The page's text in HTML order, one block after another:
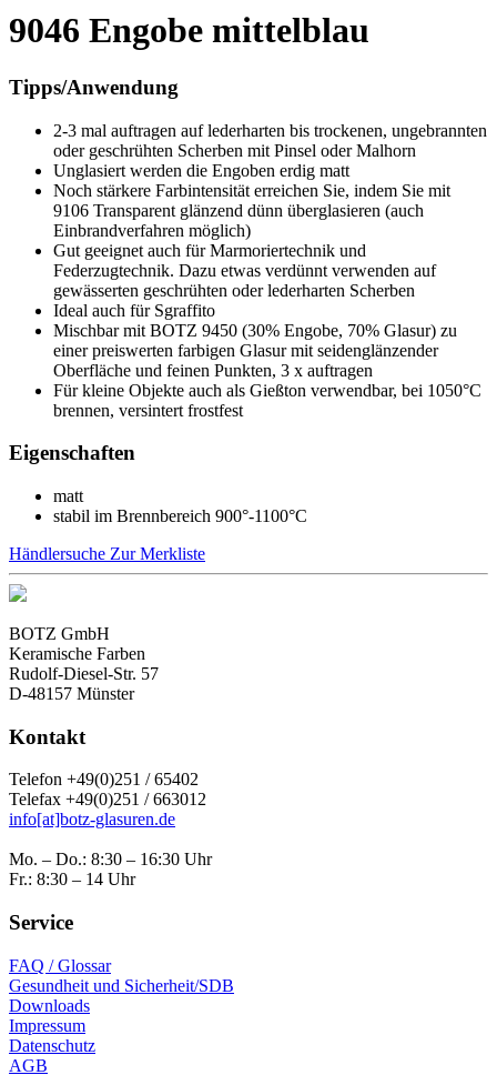
9046 Engobe mittelblau
Tipps/Anwendung
2-3 mal auftragen auf lederharten bis trockenen, ungebrannten
oder geschrühten Scherben mit Pinsel oder Malhorn
Unglasiert werden die Engoben erdig matt
Noch stärkere Farbintensität erreichen Sie, indem Sie mit
9106 Transparent glänzend dünn überglasieren (auch
Einbrandverfahren möglich)
Gut geeignet auch für Marmoriertechnik und
Federzugtechnik. Dazu etwas verdünnt verwenden auf
gewässerten geschrühten oder lederharten Scherben
Ideal auch für Sgraffito
Mischbar mit BOTZ 9450 (30% Engobe, 70% Glasur) zu
einer preiswerten farbigen Glasur mit seidenglänzender
Oberfläche und feinen Punkten, 3 x auftragen
Für kleine Objekte auch als Gießton verwendbar, bei 1050°C
brennen, versintert frostfest
Eigenschaften
matt
stabil im Brennbereich 900°-1100°C
Händlersuche Zur Merkliste
BOTZ GmbH
Keramische Farben
Rudolf-Diesel-Str. 57
D-48157 Münster
Kontakt
Telefon +49(0)251 / 65402
Telefax +49(0)251 / 663012
info[at]botz-glasuren.de
Mo. – Do.: 8:30 – 16:30 Uhr
Fr.: 8:30 – 14 Uhr
Service
FAQ / Glossar
Gesundheit und Sicherheit/SDB
Downloads
Impressum
Datenschutz
AGB